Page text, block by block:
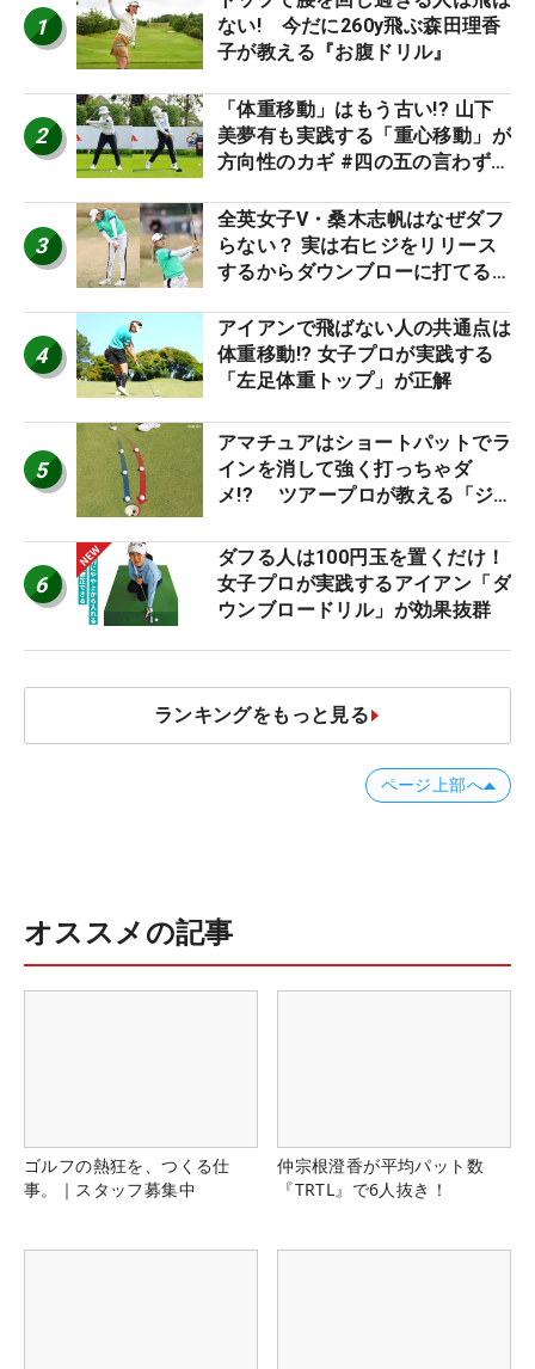
1
ない! 今だに260y飛ぶ森田理香
子が教える『お腹ドリル』
2
「体重移動」はもう古い!? 山下
美夢有も実践する「重心移動」が
方向性のカギ #四の五の言わず振
3
全英女子V・桑木志帆はなぜダフ
らない？ 実は右ヒジをリリース
するからダウンブローに打てる #
4
アイアンで飛ばない人の共通点は
体重移動!? 女子プロが実践する
「左足体重トップ」が正解
5
アマチュアはショートパットでラ
インを消して強く打っちゃダ
メ!? ツアープロが教える「ジ
減するワケ
6
ダフる人は100円玉を置くだけ！
女子プロが実践するアイアン「ダ
ウンブロードリル」が効果抜群
ランキングをもっと見る
ページ上部へ
オススメの記事
ゴルフの熱狂を、つくる仕
事。｜スタッフ募集中
仲宗根澄香が平均パット数
『TRTL』で6人抜き！